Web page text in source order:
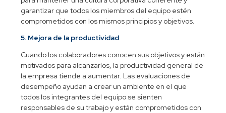
garantizar que todos los miembros del equipo estén
comprometidos con los mismos principios y objetivos.
5. Mejora de la productividad
Cuando los colaboradores conocen sus objetivos y están
motivados para alcanzarlos, la productividad general de
la empresa tiende a aumentar. Las evaluaciones de
desempeño ayudan a crear un ambiente en el que
todos los integrantes del equipo se sienten
responsables de su trabajo y están comprometidos con